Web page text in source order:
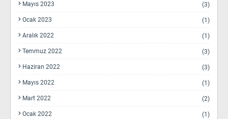
Mayıs 2023 (3)
Ocak 2023 (1)
Aralık 2022 (1)
Temmuz 2022 (3)
Haziran 2022 (3)
Mayıs 2022 (1)
Mart 2022 (2)
Ocak 2022 (1)